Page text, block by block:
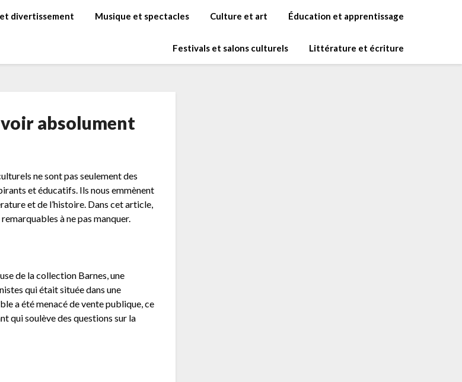
divertissement Musique et spectacles Culture et art Éducation et apprentissage
Festivals et salons culturels Littérature et écriture
absolument
ne sont pas seulement des
et éducatifs. Ils nous emmènent
et de l’histoire. Dans cet article,
à ne pas manquer.
de la collection Barnes, une
qui était située dans une
a été menacé de vente publique, ce
qui soulève des questions sur la